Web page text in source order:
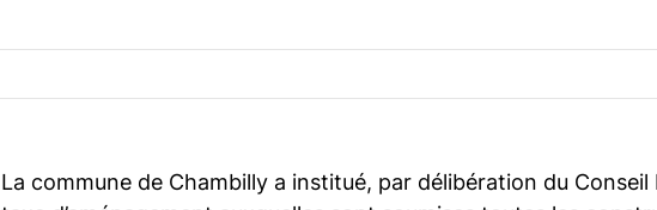
La commune de Chambilly a institué, par délibération du Conseil